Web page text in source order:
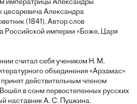
Александра
(1841). Автор слов
Российской империи «Боже, Царя
считал себя учеником Н. М.
объединения «Арзамас»
принят действительным членом
в сонм первостепенных русских
наставник А. С. Пушкина.